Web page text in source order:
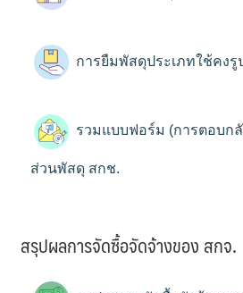
การยืมพัสดุประเภทใช้คงรู
รวมแบบฟอร์ม (การตอบก
ส่วนพัสดุ สกช.
สรุปผลการจัดซื้อจัดจ้างของ สกจ.